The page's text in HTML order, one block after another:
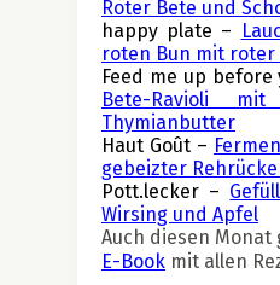
Roter Bete und
happy plate –
roten Bun mit roter
Feed me up before
Bete-Ravioli
Thymianbutter
Haut Goût –
gebeizter
Pott.lecker –
Wirsing und Apfel
Auch diesen Monat
E-Book mit allen